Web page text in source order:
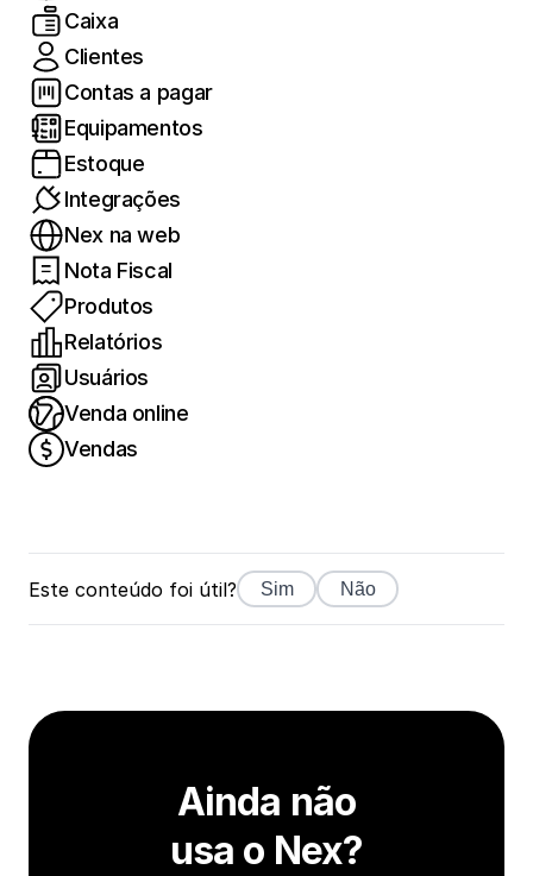
Caixa
Clientes
Contas a pagar
Equipamentos
Estoque
Integrações
Nex na web
Nota Fiscal
Produtos
Relatórios
Usuários
Venda online
Vendas
Este conteúdo foi útil? Sim Não
Ainda não
usa o Nex?